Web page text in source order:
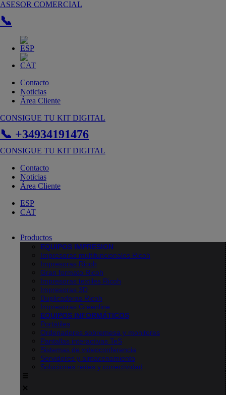
Ir
contenido
ASESOR COMERCIAL
📞
Contacto
Noticias
Área Cliente
CONSIGUE TU KIT DIGITAL
📞 +34934191476
CONSIGUE TU KIT DIGITAL
Contacto
Noticias
Área Cliente
ESP
CAT
Productos
EQUIPOS IMPRESION
Impresoras multifuncionales Ricoh
Impresoras Ricoh
Gran formato Ricoh
Impresoras textiles Ricoh
Impresoras 3D
Duplicadoras Ricoh
Impresoras Greenline
EQUIPOS INFORMÁTICOS
Portátiles
Ordenadores sobremesa y monitores
Pantallas interactivas TeS
Sistemas de videoconferencia
Servidores y almacenamiento
Soluciones redes y conectividad